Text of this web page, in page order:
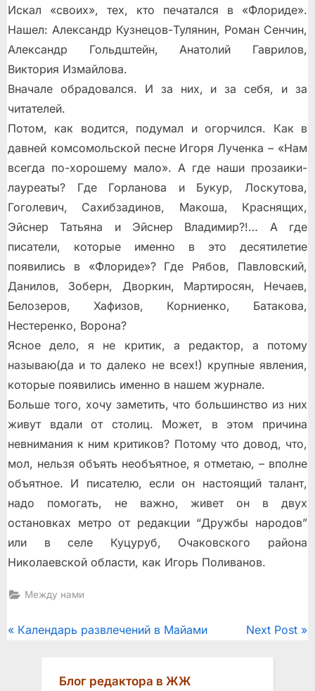
Искал «своих», тех, кто печатался в «Флориде».
Нашел: Александр Кузнецов-Тулянин, Роман Сенчин,
Александр Гольдштейн, Анатолий Гаврилов,
Виктория Измайлова.
Вначале обрадовался. И за них, и за себя, и за
читателей.
Потом, как водится, подумал и огорчился. Как в
давней комсомольской песне Игоря Лученка – «Нам
всегда по-хорошему мало». А где наши прозаики-
лауреаты? Где Горланова и Букур, Лоскутова,
Гоголевич, Сахибзадинов, Макоша, Краснящих,
Эйснер Татьяна и Эйснер Владимир?!… А где
писатели, которые именно в это десятилетие
появились в «Флориде»? Где Рябов, Павловский,
Данилов, Зоберн, Дворкин, Мартиросян, Нечаев,
Белозеров, Хафизов, Корниенко, Батакова,
Нестеренко, Ворона?
Ясное дело, я не критик, а редактор, а потому
называю(да и то далеко не всех!) крупные явления,
которые появились именно в нашем журнале.
Больше того, хочу заметить, что большинство из них
живут вдали от столиц. Может, в этом причина
невнимания к ним критиков? Потому что довод, что,
мол, нельзя объять необъятное, я отметаю, – вполне
объятное. И писателю, если он настоящий талант,
надо помогать, не важно, живет он в двух
остановках метро от редакции “Дружбы народов”
или в селе Куцуруб, Очаковского района
Николаевской области, как Игорь Поливанов.
Между нами
Post
P
Календарь развлечений в Майами
N
Next Post
Блог редактора в ЖЖ